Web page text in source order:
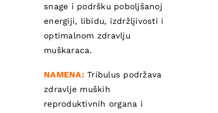
snage i podršku poboljšanoj
energiji, libidu, izdržljivosti i
optimalnom zdravlju
muškaraca.
NAMENA:Tribulus podržava
zdravlje muških
reproduktivnih organa i